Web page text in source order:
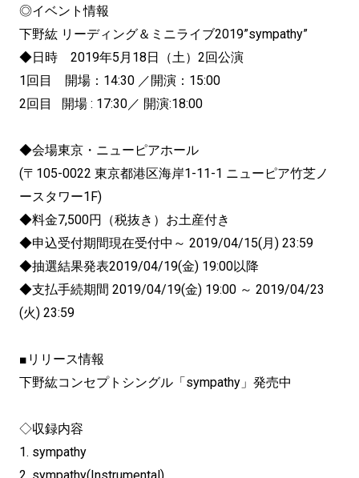
◎イベント情報
下野紘 リーディング＆ミニライブ2019”sympathy”
◆日時 2019年5月18日（土）2回公演
1回目 開場：14:30 ／開演：15:00
2回目 開場 : 17:30／ 開演:18:00
◆会場東京・ニューピアホール
(〒105-0022 東京都港区海岸1-11-1 ニューピア竹芝ノ
ースタワー1F)
◆料金7,500円（税抜き）お土産付き
◆申込受付期間現在受付中～ 2019/04/15(月) 23:59
◆抽選結果発表2019/04/19(金) 19:00以降
◆支払手続期間 2019/04/19(金) 19:00 ～ 2019/04/23
(火) 23:59
■リリース情報
下野紘コンセプトシングル「sympathy」発売中
◇収録内容
1. sympathy